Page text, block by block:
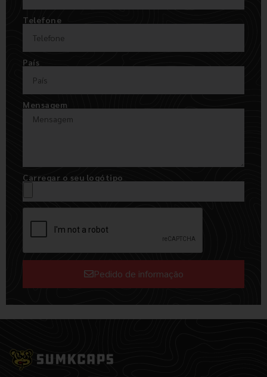
Telefone
País
Mensagem
Carregar o seu logótipo
Pedido de informação